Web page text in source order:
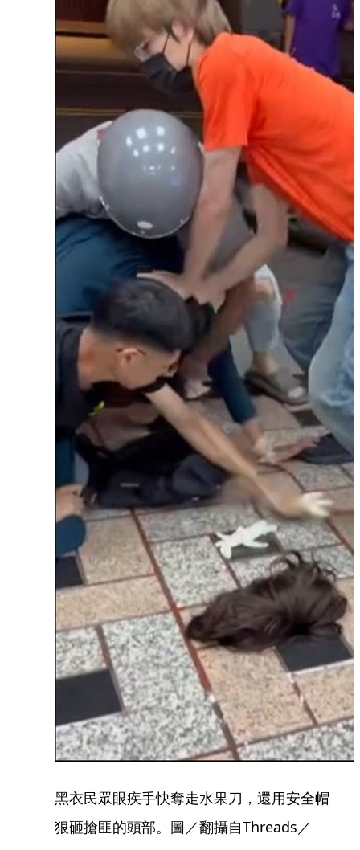
黑衣民眾眼疾手快奪走水果刀，還用安全帽
狠砸搶匪的頭部。圖／翻攝自Threads／